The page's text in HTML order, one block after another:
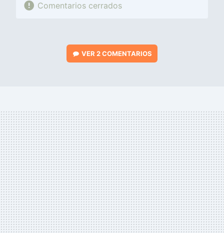
Comentarios cerrados
VER2 COMENTARIOS